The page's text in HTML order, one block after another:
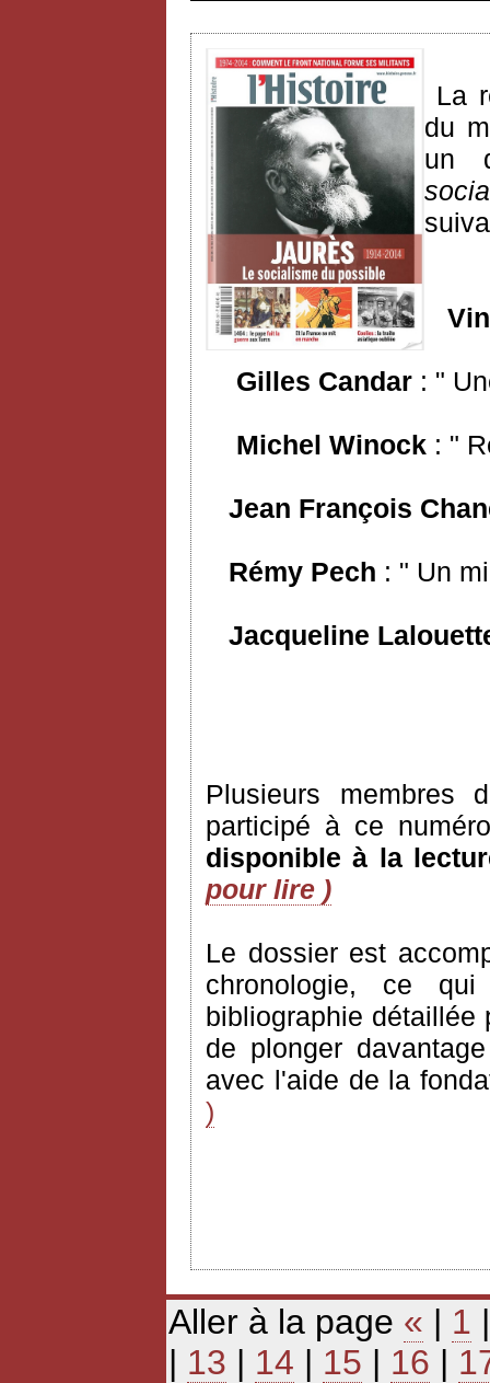
La
du
un
Gilles Candar : "
Michel Winock : "
Jean François
Rémy Pech : " Un
Jacqueline
Plusieurs membres
participé à ce
disponible à la
pour lire )
Le dossier est
chronologie, ce
bibliographie détaillée
de plonger
avec l'aide de la
)
Aller à la page « | 1
| 13 | 14 | 15 | 16 |